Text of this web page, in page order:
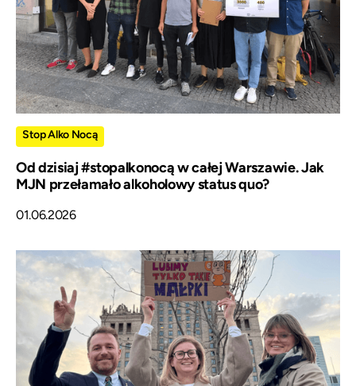
Stop Alko Nocą
Od dzisiaj #stopalkonocą w całej Warszawie. Jak
MJN przełamało alkoholowy status quo?
01.06.2026